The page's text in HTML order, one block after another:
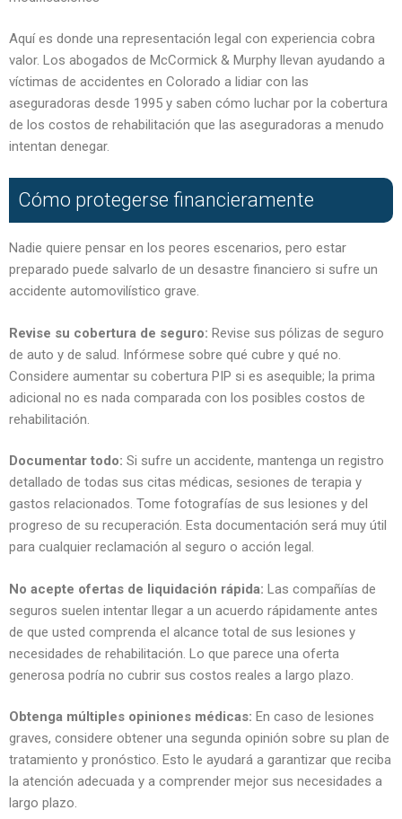
Aquí es donde una representación legal con experiencia cobra
valor. Los abogados de McCormick & Murphy llevan ayudando a
víctimas de accidentes en Colorado a lidiar con las
aseguradoras desde 1995 y saben cómo luchar por la cobertura
de los costos de rehabilitación que las aseguradoras a menudo
intentan denegar.
Cómo protegerse financieramente
Nadie quiere pensar en los peores escenarios, pero estar
preparado puede salvarlo de un desastre financiero si sufre un
accidente automovilístico grave.
Revise su cobertura de seguro: Revise sus pólizas de seguro
de auto y de salud. Infórmese sobre qué cubre y qué no.
Considere aumentar su cobertura PIP si es asequible; la prima
adicional no es nada comparada con los posibles costos de
rehabilitación.
Documentar todo: Si sufre un accidente, mantenga un registro
detallado de todas sus citas médicas, sesiones de terapia y
gastos relacionados. Tome fotografías de sus lesiones y del
progreso de su recuperación. Esta documentación será muy útil
para cualquier reclamación al seguro o acción legal.
No acepte ofertas de liquidación rápida: Las compañías de
seguros suelen intentar llegar a un acuerdo rápidamente antes
de que usted comprenda el alcance total de sus lesiones y
necesidades de rehabilitación. Lo que parece una oferta
generosa podría no cubrir sus costos reales a largo plazo.
Obtenga múltiples opiniones médicas: En caso de lesiones
graves, considere obtener una segunda opinión sobre su plan de
tratamiento y pronóstico. Esto le ayudará a garantizar que reciba
la atención adecuada y a comprender mejor sus necesidades a
largo plazo.